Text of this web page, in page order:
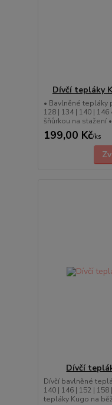
Dívčí tepláky
• Bavlněné tepláky
128 | 134 | 140 |
šňůrkou na stažení
199,00 Kč/ks
Dívčí
Dívčí bavlněné
140 | 146 | 152 |
tepláky Kugo na